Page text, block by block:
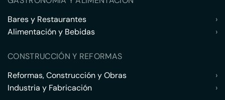
Bares y Restaurantes
›
Alimentación y Bebidas
›
CONSTRUCCIÓN Y REFORMAS
Reformas, Construcción y Obras
›
Industria y Fabricación
›